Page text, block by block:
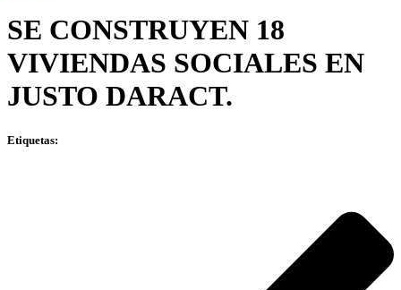
SE CONSTRUYEN 18
VIVIENDAS SOCIALES EN
JUSTO DARACT.
Etiquetas: